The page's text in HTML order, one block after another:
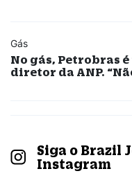
Gás
No gás, Petrobras
diretor da ANP.
Siga o Brazil
Instagram